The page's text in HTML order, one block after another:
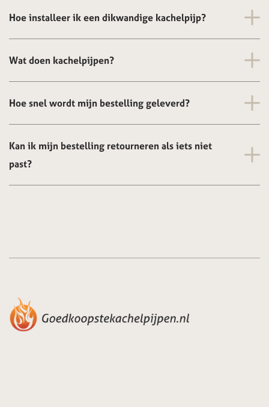
Hoe installeer ik een dikwandige kachelpijp?
Wat doen kachelpijpen?
Hoe snel wordt mijn bestelling geleverd?
Kan ik mijn bestelling retourneren als iets niet
past?